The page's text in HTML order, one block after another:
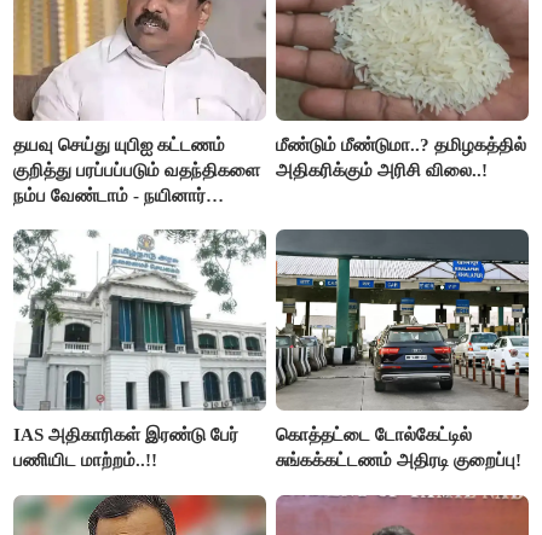
தயவு செய்து யுபிஐ கட்டணம்
குறித்து பரப்பப்படும் வதந்திகளை
நம்ப வேண்டாம் - நயினார்
மீண்டும் மீண்டுமா..? தமிழகத்தில்
அதிகரிக்கும் அரிசி விலை..!
IAS அதிகாரிகள் இரண்டு பேர்
பணியிட மாற்றம்..!!
கொத்தட்டை டோல்கேட்டில்
சுங்கக்கட்டணம் அதிரடி குறைப்பு!